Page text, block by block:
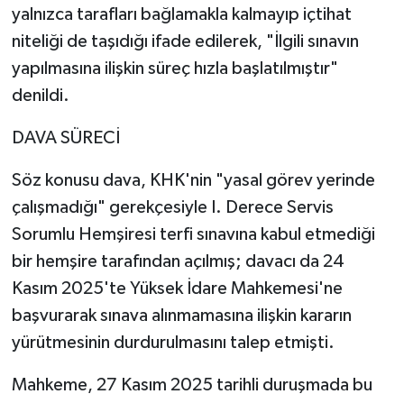
yalnızca tarafları bağlamakla kalmayıp içtihat
niteliği de taşıdığı ifade edilerek, "İlgili sınavın
yapılmasına ilişkin süreç hızla başlatılmıştır"
denildi.
DAVA SÜRECİ
Söz konusu dava, KHK'nin "yasal görev yerinde
çalışmadığı" gerekçesiyle I. Derece Servis
Sorumlu Hemşiresi terfi sınavına kabul etmediği
bir hemşire tarafından açılmış; davacı da 24
Kasım 2025'te Yüksek İdare Mahkemesi'ne
başvurarak sınava alınmamasına ilişkin kararın
yürütmesinin durdurulmasını talep etmişti.
Mahkeme, 27 Kasım 2025 tarihli duruşmada bu